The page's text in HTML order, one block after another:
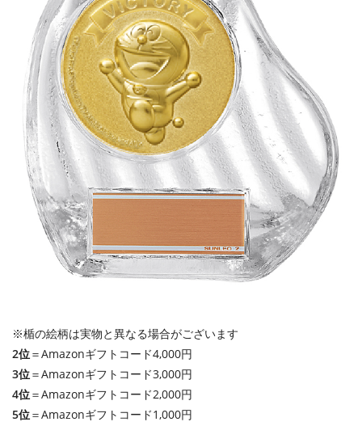
※楯の絵柄は実物と異なる場合がございます
2位＝Amazonギフトコード4,000円
3位＝Amazonギフトコード3,000円
4位＝Amazonギフトコード2,000円
5位＝Amazonギフトコード1,000円